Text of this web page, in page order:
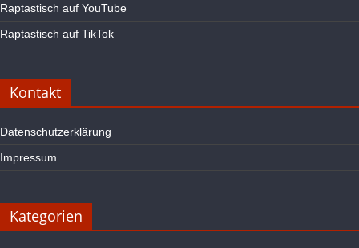
Raptastisch auf YouTube
Raptastisch auf TikTok
Kontakt
Datenschutzerklärung
Impressum
Kategorien